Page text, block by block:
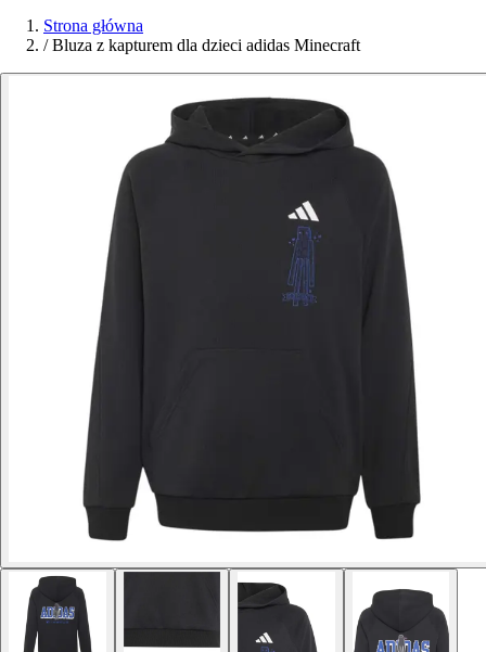
Strona główna
/ Bluza z kapturem dla dzieci adidas Minecraft